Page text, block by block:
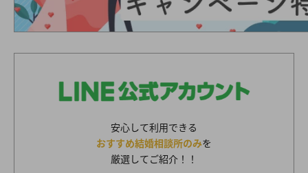
安心して利用できる
おすすめ結婚相談所のみを
厳選してご紹介！！